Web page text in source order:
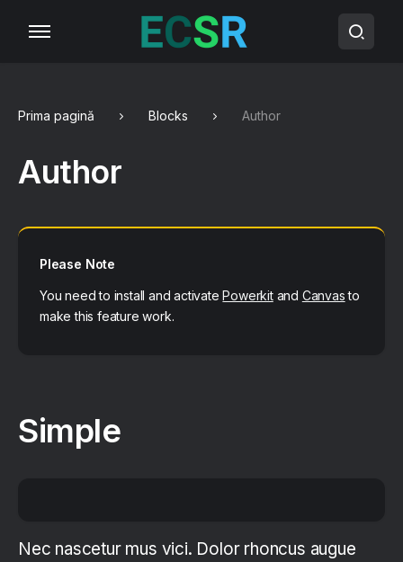
Prima pagină Blocks Author
Author
Please Note
You need to install and activatePowerkitand Canvasto
make this feature work.
Simple
Nec nascetur mus vici. Dolor rhoncus augue